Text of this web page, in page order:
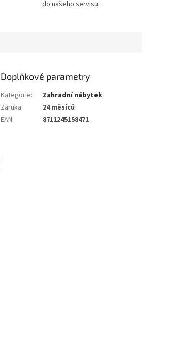
do našeho servisu
Doplňkové parametry
Kategorie:
Zahradní nábytek
Záruka:
24 měsíců
EAN: 8711245158471